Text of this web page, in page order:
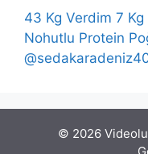
43 Kg Verdim 7
Nohutlu Protein
© 2026